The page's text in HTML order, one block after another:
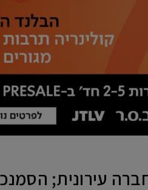
עירונית;